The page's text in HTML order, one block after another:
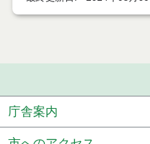
庁舎案内